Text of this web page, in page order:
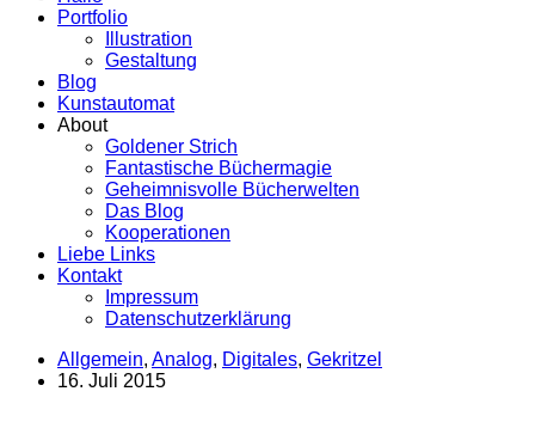
Portfolio
Illustration
Gestaltung
Blog
Kunstautomat
About
Goldener Strich
Fantastische Büchermagie
Geheimnisvolle Bücherwelten
Das Blog
Kooperationen
Liebe Links
Kontakt
Impressum
Datenschutzerklärung
Allgemein, Analog, Digitales, Gekritzel
16. Juli 2015